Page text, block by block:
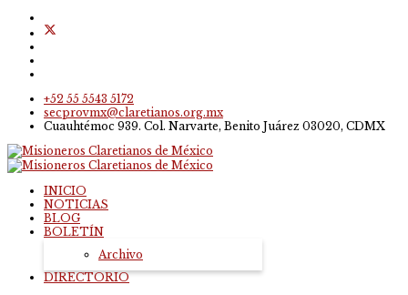
+52 55 5543 5172
secprovmx@claretianos.org.mx
Cuauhtémoc 939. Col. Narvarte, Benito Juárez 03020, CDMX
INICIO
NOTICIAS
BLOG
BOLETÍN
Archivo
DIRECTORIO